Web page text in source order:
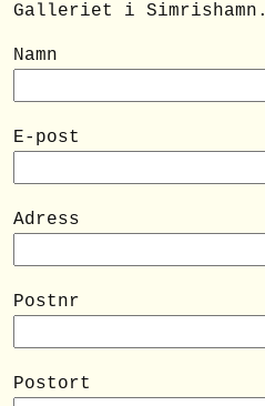
Galleriet i Simrishamn.
Namn
E-post
Adress
Postnr
Postort